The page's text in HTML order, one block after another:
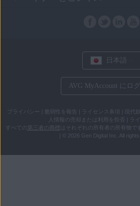
日本語
AVG MyAccount にロ
プライバシー | 脆弱性を報告 | ライセンス条項 | 現代
人情報の売却または利用を拒否 | ラ
すべての 第三者の商標 はそれぞれの所有者の所有物で
|
© 2026 Gen Digital Inc. All